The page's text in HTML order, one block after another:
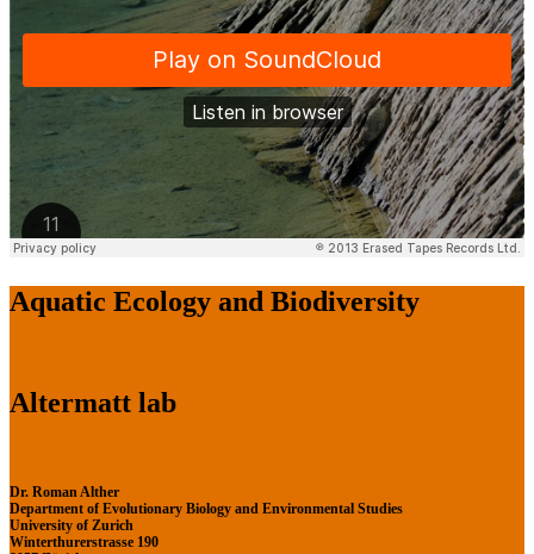
Aquatic Ecology and Biodiversity
Altermatt lab
Dr. Roman Alther
Department of Evolutionary Biology and Environmental Studies
University of Zurich
Winterthurerstrasse 190